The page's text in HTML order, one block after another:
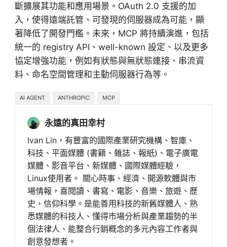
斷擴展其功能和應用場景。OAuth 2.0 支援的加
入，使得遠端託管、可發現的伺服器成為可能，顯
著降低了開發門檻。未來，MCP 將持續演進，包括
統一的 registry API、well-known 設定、以及更多
協定增強功能，例如有狀態與無狀態連接、串流資
料、命名空間管理和主動伺服器行為等。
AI AGENT ANTHROPIC MCP
永遠的真田幸村
Ivan Lin，有豐富的國際產業研究機構、智庫、
科技、平面媒體 (書籍、雜誌、報紙)、電子廣電
媒體、影音平台、新媒體、國際媒體經驗，
Linux使用者。 關心時事、經濟、開源軟體與市
場情報，喜閱讀、書寫、電影、音樂、旅遊、歷
史，信仰科學。是能善用科技的新舊媒體人、熟
悉媒體的科技人、懂得市場分析與產業趨勢的半
個法律人、能整合行銷概念的多元內容工作者與
創意發想者。